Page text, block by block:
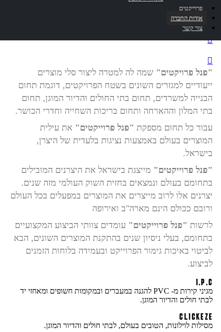
פרוייקטים
אודות החברה
צור קשר
"פנל פרויקטים" שמה לה למטרה ליצור סלי מוצרים
ייעודיים למגזרים השונים בשטח הפרויקטים, דוגמת תחום
הבנייה למשרדים, תחום בתי החולים והדיור המוגן, תחום
בתי המלון וההארחה ותחום בריכות השחייה וחדרי הכושר.
עבור כל תחום מספקת "פנל פרוייקטים" את עילית
המוצרים בעולם באמצעות נציגות בלעדית של היצרן,
בישראל.
"פנל פרוייקטים" מייצגת בישראל את היצרנים המובילים
בתחומם בעולם ונמצאים בחזית השוק העולמי מזה שנים.
יצרנים אלו לרוב מייצרים את המוצרים במפעלים בכל העולם
ורובם ככולם הינם מארה"ב ואירופה
לרשות "פנל פרוייקטים" עומדים צוותי הביצוע המקצועיים
בתחומם, בעלי ניסיון שנים בהתקנת המוצרים השונים, הבא
לביטוי באיכות גימור הפרוייקט ובעמידה בלוחות הזמנים
לביצוע.
I.P.C
מגיני קירות מ- PVC להגנה במעברים ובמקומות חשופים ומאחזי יד
לבתי חולים והדיור המוגן.
CLICKEZE
מסילות לוילונות, הטובים בעולם, לבתי חולים והדיור המוגן.